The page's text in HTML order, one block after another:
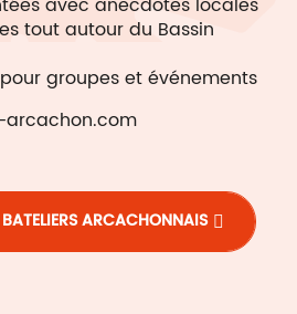
tout autour du Bassin
groupes et événements
ARCACHONNAIS